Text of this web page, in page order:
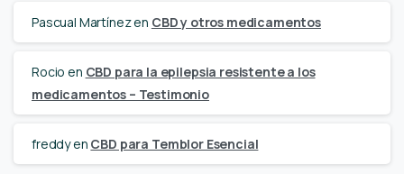
Pascual Martínezen CBD y otros medicamentos
Rocio en CBD para la epilepsia resistente a los
medicamentos – Testimonio
freddyen CBD para Temblor Esencial